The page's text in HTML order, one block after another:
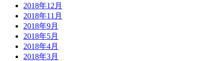
2018年12月
2018年11月
2018年9月
2018年5月
2018年4月
2018年3月